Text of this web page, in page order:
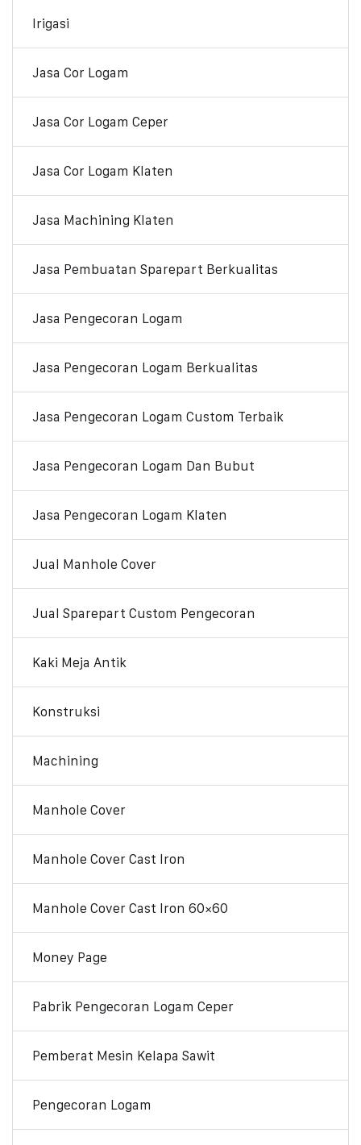
Irigasi
Jasa Cor Logam
Jasa Cor Logam Ceper
Jasa Cor Logam Klaten
Jasa Machining Klaten
Jasa Pembuatan Sparepart Berkualitas
Jasa Pengecoran Logam
Jasa Pengecoran Logam Berkualitas
Jasa Pengecoran Logam Custom Terbaik
Jasa Pengecoran Logam Dan Bubut
Jasa Pengecoran Logam Klaten
Jual Manhole Cover
Jual Sparepart Custom Pengecoran
Kaki Meja Antik
Konstruksi
Machining
Manhole Cover
Manhole Cover Cast Iron
Manhole Cover Cast Iron 60×60
Money Page
Pabrik Pengecoran Logam Ceper
Pemberat Mesin Kelapa Sawit
Pengecoran Logam